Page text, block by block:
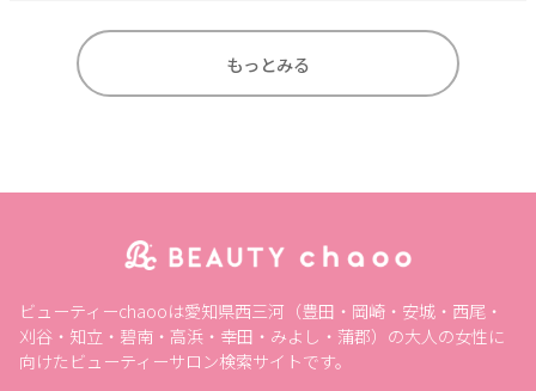
もっとみる
ビューティーchaooは愛知県西三河（豊田・岡崎・安城・西尾・
刈谷・知立・碧南・高浜・幸田・みよし・蒲郡）の大人の女性に
向けたビューティーサロン検索サイトです。